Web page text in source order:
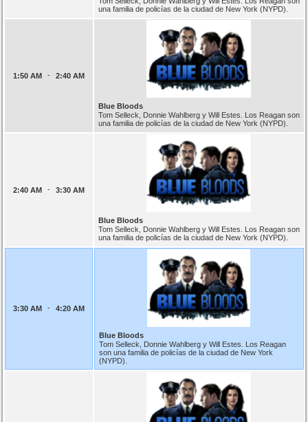
una familia de policías de la ciudad de New York (NYPD).
1:50 AM - 2:40 AM
Blue Bloods
Tom Selleck, Donnie Wahlberg y Will Estes. Los Reagan son
una familia de policías de la ciudad de New York (NYPD).
2:40 AM - 3:30 AM
Blue Bloods
Tom Selleck, Donnie Wahlberg y Will Estes. Los Reagan son
una familia de policías de la ciudad de New York (NYPD).
3:30 AM - 4:20 AM
Blue Bloods
Tom Selleck, Donnie Wahlberg y Will Estes. Los Reagan
son una familia de policías de la ciudad de New York
(NYPD).